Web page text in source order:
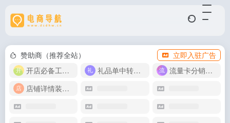
赞助商（推荐全站）
立即入驻广告
开店必备工具箱
礼品单中转同步单
流量卡分销代理
店铺详情装修模版